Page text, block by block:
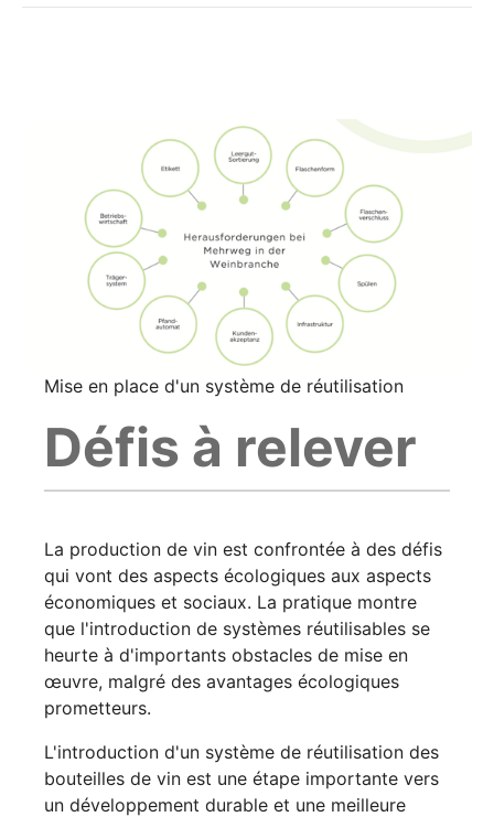
Mise en place d'un système de réutilisation
Défis à relever
La production de vin est confrontée à des défis
qui vont des aspects écologiques aux aspects
économiques et sociaux. La pratique montre
que l'introduction de systèmes réutilisables se
heurte à d'importants obstacles de mise en
œuvre, malgré des avantages écologiques
prometteurs.
L'introduction d'un système de réutilisation des
bouteilles de vin est une étape importante vers
un développement durable et une meilleure